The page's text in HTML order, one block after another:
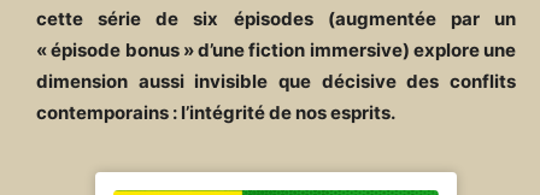
cette série de six épisodes (augmentée par un
« épisode bonus » d’une fiction immersive) explore une
dimension aussi invisible que décisive des conflits
contemporains : l’intégrité de nos esprits.